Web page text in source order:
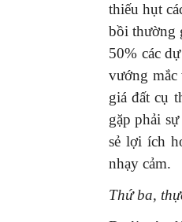
thiếu hụt
bồi thường
50% các
vướng
giá đất cụ
gặp phải
sẻ lợi ích
nhạy cảm.
Thứ ba,